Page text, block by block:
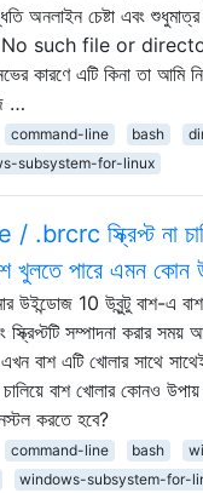
অনলাইন চেষ্টা এবং
such file or
কারণে এটি কিনা তা
…
command-line bash
subsystem-for-linux
.brcrc স্ক্রিপ্ট না
খুলতে পারে এমন
উইন্ডোজ 10 উবুন্টু বাশ-এ
স্ক্রিপ্টটি সম্পাদনা করার
বাশ এটি খোলার সাথে
চালিয়ে বাশ খোলার কোনও
করতে হবে?
command-line bash
windows-subsystem-for-